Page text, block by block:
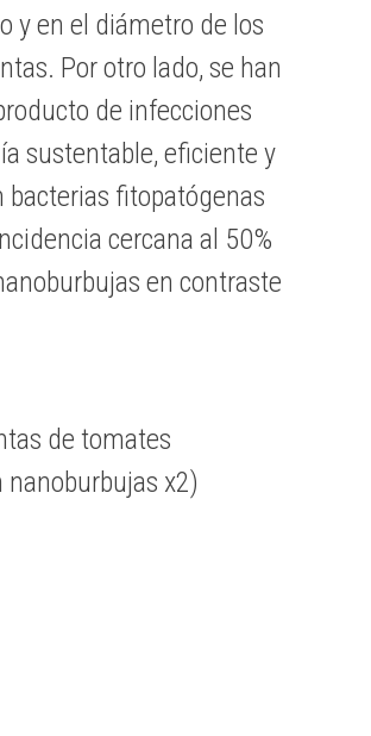
y en el diámetro de los
Por otro lado, se han
de infecciones
sustentable, eficiente y
bacterias fitopatógenas
cercana al 50%
en contraste
de tomates
x2)